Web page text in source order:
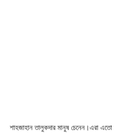
শাহজাহান তালুকদার মানুষ চেনেন।এরা